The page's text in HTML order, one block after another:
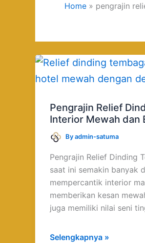
Home pengrajin
Pengrajin Relief
Interior Mewah dan
Byadmin-satuma
Pengrajin Relief Dinding
saat ini semakin banyak
mempercantik interior
memberikan kesan
juga memiliki nilai seni
Pengrajin
Relief
Dinding
Jakarta
untuk
Interior
dan
Elegan
Selengkapnya »